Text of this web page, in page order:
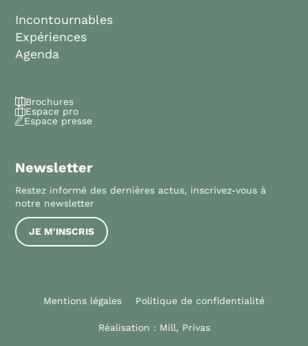
Incontournables
Expériences
Agenda
Brochures
Espace pro
Espace presse
Newsletter
Restez informé des dernières actus, inscrivez-vous à
notre newsletter
JE M'INSCRIS
Mentions légales Politique de confidentialité
Réalisation : Mill, Privas